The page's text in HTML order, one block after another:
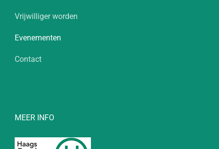
Vrijwilliger worden
Evenementen
Contact
MEER INFO